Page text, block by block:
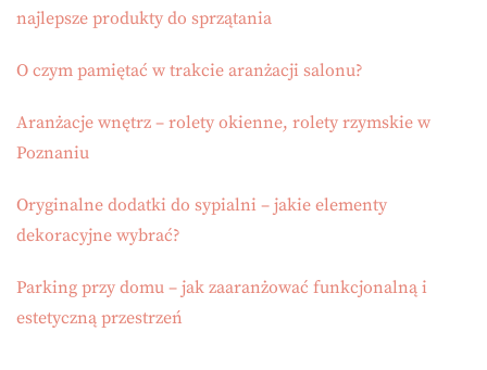
najlepsze produkty do sprzątania
O czym pamiętać w trakcie aranżacji salonu?
Aranżacje wnętrz – rolety okienne, rolety rzymskie w
Poznaniu
Oryginalne dodatki do sypialni – jakie elementy
dekoracyjne wybrać?
Parking przy domu – jak zaaranżować funkcjonalną i
estetyczną przestrzeń